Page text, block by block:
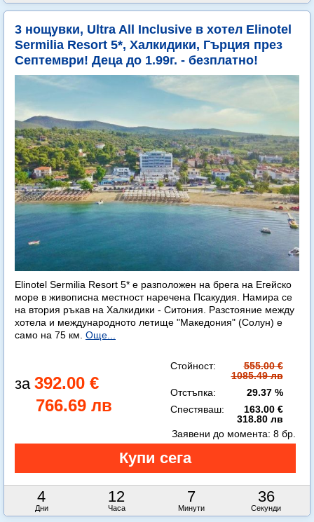
3 нощувки, Ultra All Inclusive в хотел Elinotel
Sermilia Resort 5*, Халкидики, Гърция през
Септември! Деца до 1.99г. - безплатно!
Elinotel Sermilia Resort 5* е разположен на брега на Егейско
море в живописна местност наречена Псакудия. Намира се
на втория ръкав на Халкидики - Ситония. Разстояние между
хотела и международното летище "Македония" (Солун) е
само на 75 км. Още...
392.00 €
766.69 лв
Стойност:
555.00 €
1085.49 лв
Отстъпка:
29.37 %
Спестяваш:
163.00 €
318.80 лв
4
Дни
12
Часа
7
Минути
35
Секунди
Заявени до момента: 8 бр.